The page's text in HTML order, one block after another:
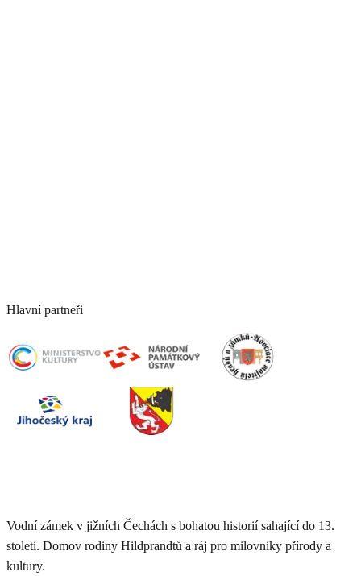
Hlavní partneři
Vodní zámek v jižních Čechách s bohatou historií sahající do 13.
století. Domov rodiny Hildprandtů a ráj pro milovníky přírody a
kultury.